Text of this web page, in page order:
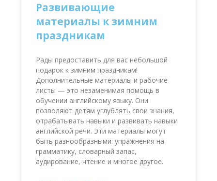
Развивающие
материалы к зимним
праздникам
Рады предоставить для вас небольшой
подарок к зимним праздникам!
Дополнительные материалы и рабочие
листы — это незаменимая помощь в
обучении английскому языку. Они
позволяют детям углублять свои знания,
отрабатывать навыки и развивать навыки
английской речи. Эти материалы могут
быть разнообразными: упражнения на
грамматику, словарный запас,
аудирование, чтение и многое другое.